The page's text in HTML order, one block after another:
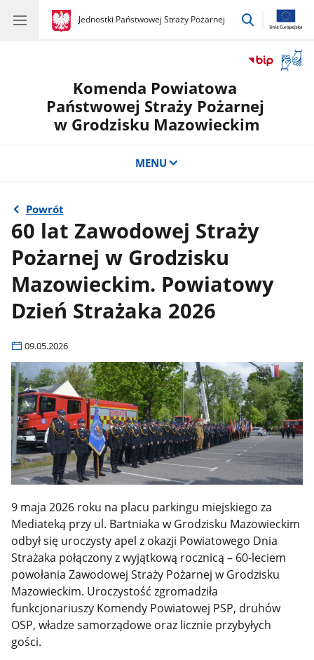
gov.pl
Jednostki Państwowej Straży Pożarnej
gov.pl
Jednostki
przejdź
okno
Komenda Powiatowa
Państwowej Straży Pożarnej
w Grodzisku Mazowieckim
MENU
Powrót
60 lat Zawodowej Straży
Pożarnej w Grodzisku
Mazowieckim. Powiatowy
Dzień Strażaka 2026
09.05.2026
9 maja 2026 roku na placu parkingu miejskiego za
Mediateką przy ul. Bartniaka w Grodzisku Mazowieckim
odbył się uroczysty apel z okazji Powiatowego Dnia
Strażaka połączony z wyjątkową rocznicą – 60-leciem
powołania Zawodowej Straży Pożarnej w Grodzisku
Mazowieckim. Uroczystość zgromadziła
funkcjonariuszy Komendy Powiatowej PSP, druhów
OSP, władze samorządowe oraz licznie przybyłych
gości.